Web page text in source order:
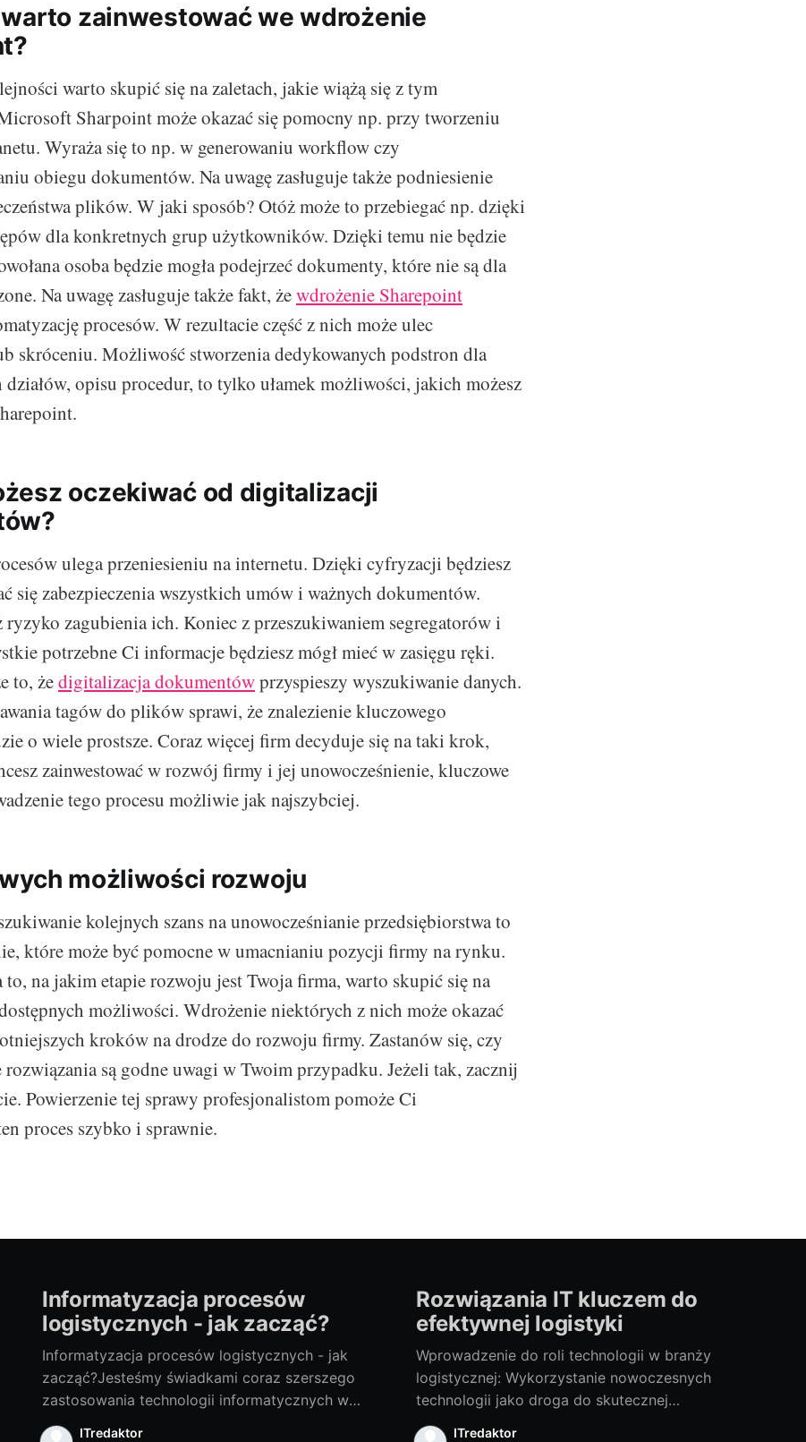
zainwestować we wdrożenie
warto skupić się na zaletach, jakie wiążą się z tym
Sharpoint może okazać się pomocny np. przy tworzeniu
Wyraża się to np. w generowaniu workflow czy
obiegu dokumentów. Na uwagę zasługuje także podniesienie
plików. W jaki sposób? Otóż może to przebiegać np. dzięki
dla konkretnych grup użytkowników. Dzięki temu nie będzie
osoba będzie mogła podejrzeć dokumenty, które nie są dla
Na uwagę zasługuje także fakt, żewdrożenie Sharepoint
procesów. W rezultacie część z nich może ulec
skróceniu. Możliwość stworzenia dedykowanych podstron dla
działów, opisu procedur, to tylko ułamek możliwości, jakich możesz
oczekiwać od digitalizacji
ulega przeniesieniu na internetu. Dzięki cyfryzacji będziesz
się zabezpieczenia wszystkich umów i ważnych dokumentów.
ryzyko zagubienia ich. Koniec z przeszukiwaniem segregatorów i
potrzebne Ci informacje będziesz mógł mieć w zasięgu ręki.
to, żedigitalizacja dokumentówprzyspieszy wyszukiwanie danych.
tagów do plików sprawi, że znalezienie kluczowego
o wiele prostsze. Coraz więcej firm decyduje się na taki krok,
zainwestować w rozwój firmy i jej unowocześnienie, kluczowe
tego procesu możliwie jak najszybciej.
możliwości rozwoju
kolejnych szans na unowocześnianie przedsiębiorstwa to
które może być pomocne w umacnianiu pozycji firmy na rynku.
to, na jakim etapie rozwoju jest Twoja firma, warto skupić się na
możliwości. Wdrożenie niektórych z nich może okazać
kroków na drodze do rozwoju firmy. Zastanów się, czy
rozwiązania są godne uwagi w Twoim przypadku. Jeżeli tak, zacznij
Powierzenie tej sprawy profesjonalistom pomoże Ci
proces szybko i sprawnie.
Informatyzacja procesów
logistycznych - jak zacząć?
Informatyzacja procesów logistycznych - jak
zacząć?Jesteśmy świadkami coraz szerszego
zastosowania technologii informatycznych we
wszystkich obszarach gospodarki. Jednym z
ITredaktor
Rozwiązania IT kluczem do
efektywnej logistyki
Wprowadzenie do roli technologii w branży
logistycznej: Wykorzystanie nowoczesnych
technologii jako droga do skutecznej
logistykiEfektywne zarządzanie logistyką jest
ITredaktor